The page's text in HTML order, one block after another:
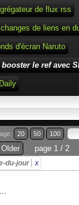
de flux rss
de liens en
d'écran Naruto
le ref avec
Daily
20 50 100
page 1 / 2
du-jour x